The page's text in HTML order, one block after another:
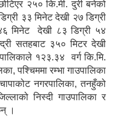
२५० कि.मी. दुरी बनेको
३३ मिनेट देखी २७ डिग्री
मिनेट देखी ८३ डिग्री ५४
सतहबाट ३५० मिटर देखी
१२३.३४ वर्ग कि.मि.
पश्चिममा रम्भा गाउपालिका
नगरपालिका, तनहुँको
निस्दी गाउपालिका र
।